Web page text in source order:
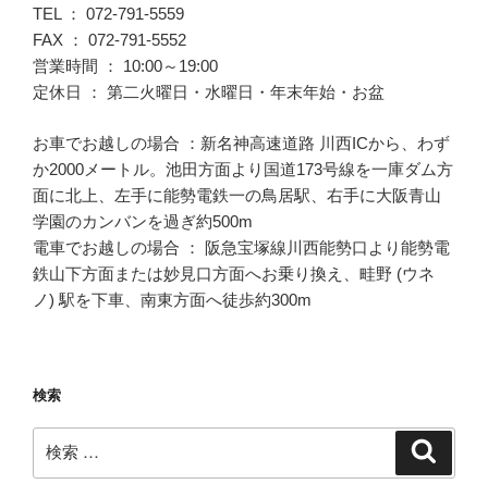
TEL ： 072-791-5559
FAX ： 072-791-5552
営業時間 ： 10:00～19:00
定休日 ： 第二火曜日・水曜日・年末年始・お盆
お車でお越しの場合 ：新名神高速道路 川西ICから、わず
か2000メートル。池田方面より国道173号線を一庫ダム方
面に北上、左手に能勢電鉄一の鳥居駅、右手に大阪青山
学園のカンバンを過ぎ約500m
電車でお越しの場合 ： 阪急宝塚線川西能勢口より能勢電
鉄山下方面または妙見口方面へお乗り換え、畦野 (ウネ
ノ) 駅を下車、南東方面へ徒歩約300m
検索
索: